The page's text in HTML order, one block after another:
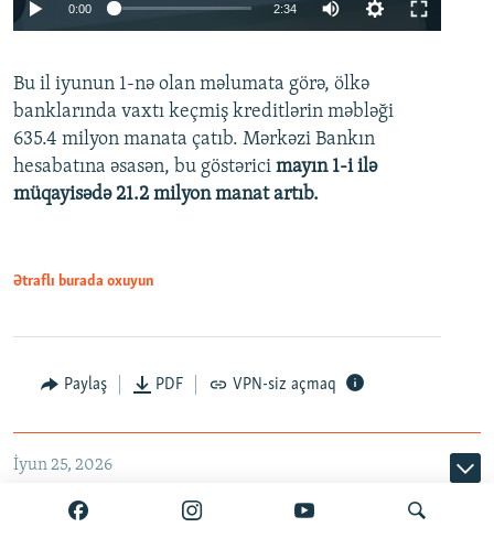
Auto 240p 360p 480p
720p 1080p
0:00 2:34
360p
480p
720p
Bu il iyunun 1-nə olan məlumata görə, ölkə
banklarında vaxtı keçmiş kreditlərin məbləği
635.4 milyon manata çatıb. Mərkəzi Bankın
hesabatına əsasən, bu göstərici mayın 1-i ilə
müqayisədə 21.2 milyon manat artıb.
Ətraflı burada oxuyun
Paylaş PDF VPN-siz açmaq
İyun 25, 2026
ABB kartlardakı texniki